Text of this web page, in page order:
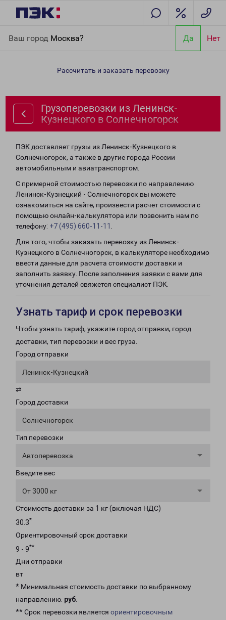
Ваш город Москва? Да Нет
Кузнецкого в Солнечногорск
Рассчитать и заказать перевозку
Грузоперевозки из Ленинск-
Кузнецкого в Солнечногорск
ПЭК доставляет грузы из Ленинск-Кузнецкого в
Солнечногорск, а также в другие города России
автомобильным и авиатранспортом.
С примерной стоимостью перевозки по направлению
Ленинск-Кузнецкий - Солнечногорск вы можете
ознакомиться на сайте, произвести расчет стоимости с
помощью онлайн-калькулятора или позвонить нам по
телефону: +7 (495) 660-11-11
Для того, чтобы заказать перевозку из Ленинск-
Кузнецкого в Солнечногорск, в калькуляторе необходимо
ввести данные для расчета стоимости доставки и
заполнить заявку. После заполнения заявки с вами для
уточнения деталей свяжется специалист ПЭК.
Узнать тариф и срок перевозки
Чтобы узнать тариф, укажите город отправки, город
доставки, тип перевозки и вес груза.
Город отправки
Ленинск-Кузнецкий
⇄
Город доставки
Солнечногорск
Тип перевозки
Автоперевозка
Введите вес
От 3000 кг
Стоимость доставки за 1 кг (включая НДС)
30.3*
Ориентировочный срок доставки
9 - 9**
Дни отправки
вт
* Минимальная стоимость доставки по выбранному
направлению: руб.
** Срок перевозки является ориентировочным